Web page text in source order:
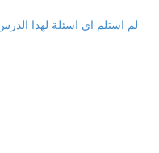
لم استلم اي اسئلة لهذا